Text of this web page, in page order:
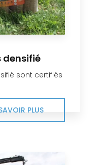
densifié
sont certifiés
PLUS